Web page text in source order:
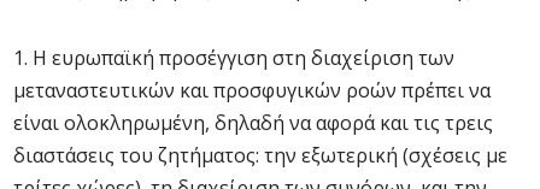
1. Η ευρωπαϊκή προσέγγιση στη διαχείριση των
μεταναστευτικών και προσφυγικών ροών πρέπει να
είναι ολοκληρωμένη, δηλαδή να αφορά και τις τρεις
διαστάσεις του ζητήματος: την εξωτερική (σχέσεις με